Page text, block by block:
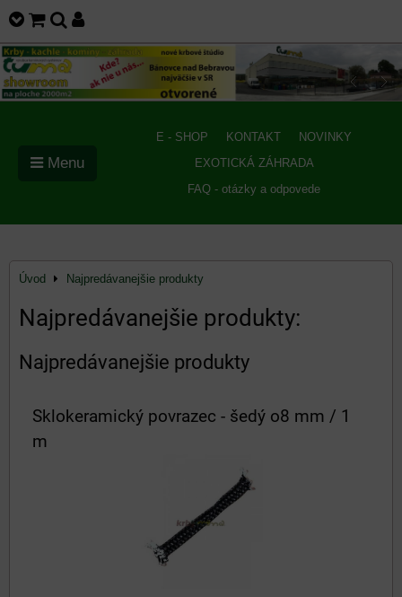
E - SHOP KONTAKT
NOVINKY
EXOTICKÁ ZÁHRADA
FAQ - otázky a odpovede
Menu
Úvod Najpredávanejšie produkty
Najpredávanejšie produkty:
Najpredávanejšie produkty
Sklokeramický povrazec - šedý o8 mm / 1
m